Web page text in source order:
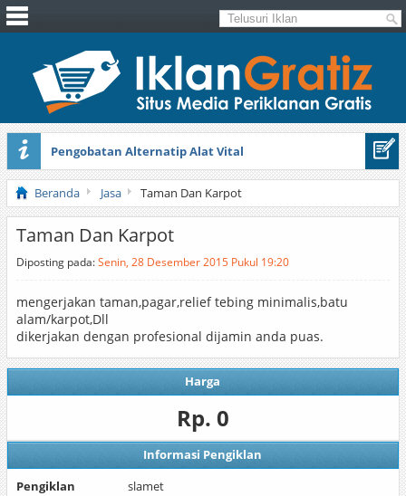
Pengobatan Alternatip Alat Vital
Pita Cantik Pesona
Beranda Jasa Taman Dan Karpot
Taman Dan Karpot
Diposting pada:Senin, 28 Desember 2015 Pukul 19:20
mengerjakan taman,pagar,relief tebing minimalis,batu
alam/karpot,Dll
dikerjakan dengan profesional dijamin anda puas.
Harga
Rp. 0
Informasi Pengiklan
Pengiklan
slamet